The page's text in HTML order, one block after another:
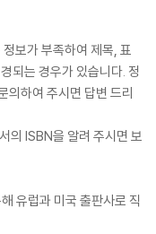
보가 부족하여 제목, 표
되는 경우가 있습니다. 정
의하여 주시면 답변 드리
의 ISBN을 알려 주시면 보
유럽과 미국 출판사로 직